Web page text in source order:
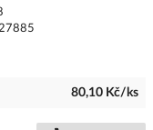
80,10 Kč/ks